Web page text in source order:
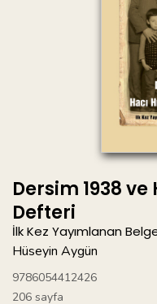
Dersim 1938 ve
Defteri
İlk Kez Yayımlanan
Hüseyin Aygün
9786054412426
206 sayfa